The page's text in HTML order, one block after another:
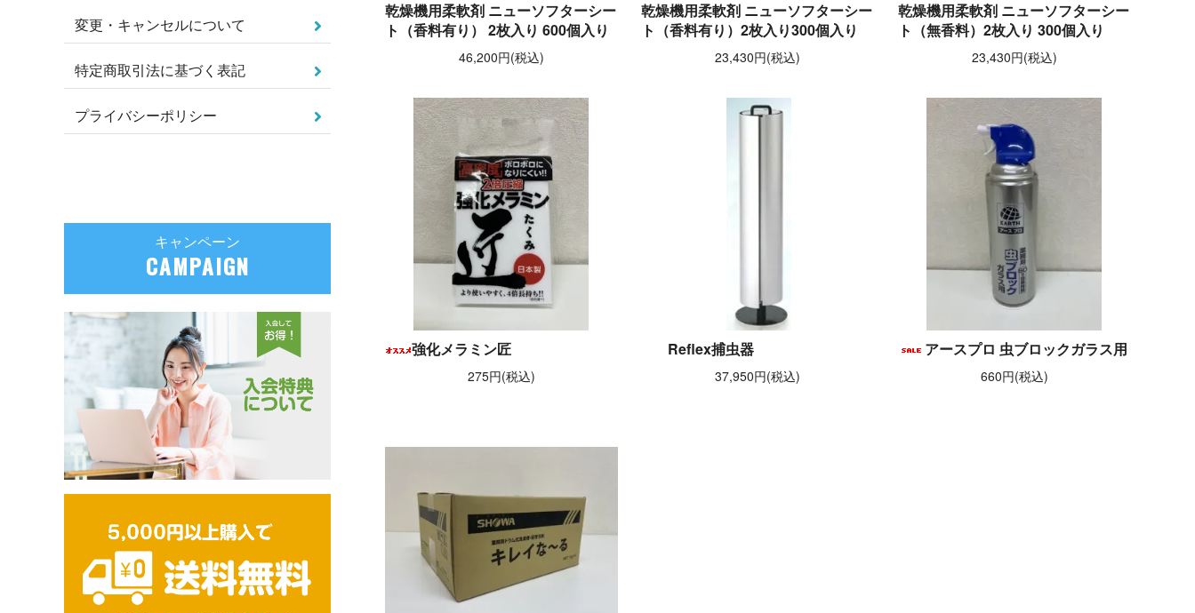
乾燥機用柔軟剤 ニューソフターシー
ト（香料有り） 2枚入り 600個入り
46,200円(税込)
乾燥機用柔軟剤 ニューソフターシー
ト（香料有り）2枚入り300個入り
23,430円(税込)
乾燥機用柔軟剤 ニューソフターシー
ト（無香料）2枚入り 300個入り
23,430円(税込)
強化メラミン匠
275円(税込)
Reflex捕虫器
37,950円(税込)
アースプロ 虫ブロックガラス用
660円(税込)
変更・キャンセルについて
特定商取引法に基づく表記
プライバシーポリシー
キャンペーン
CAMPAIGN